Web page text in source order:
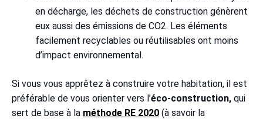
en décharge, les déchets de construction génèrent
eux aussi des émissions de CO2. Les éléments
facilement recyclables ou réutilisables ont moins
d’impact environnemental.
Si vous vous apprêtez à construire votre habitation, il est
préférable de vous orienter vers l’éco-construction, qui
sert de base à la méthode RE 2020 (à savoir la